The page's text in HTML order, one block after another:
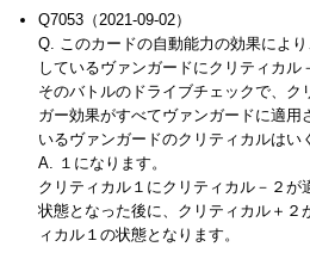
Q7053（2021-09-02）
Q. このカードの自動能力の効果によ
しているヴァンガードにクリティカル
そのバトルのドライブチェックで、ク
ガー効果がすべてヴァンガードに適用
いるヴァンガードのクリティカルはい
A. １になります。
クリティカル１にクリティカル－２が
状態となった後に、クリティカル＋２
ィカル１の状態となります。